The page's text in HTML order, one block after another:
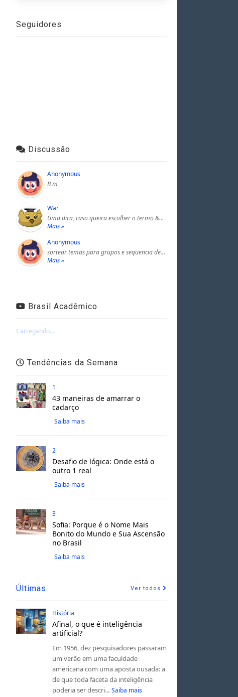
Seguidores
Discussão
Anonymous
B m
War
Uma dica, caso queira escolher o termo &…
Mais »
Anonymous
sortear temas para grupos e sequencia de…
Mais »
Brasil Acadêmico
Carregando...
Tendências da Semana
1
43 maneiras de amarrar o
cadarço
Saiba mais
2
Desafio de lógica: Onde está o
outro 1 real
Saiba mais
3
Sofia: Porque é o Nome Mais
Bonito do Mundo e Sua Ascensão
no Brasil
Saiba mais
Últimas Ver todos
História
Afinal, o que é inteligência
artificial?
Em 1956, dez pesquisadores passaram
um verão em uma faculdade
americana com uma aposta ousada: a
de que toda faceta da inteligência
poderia ser descri... Saiba mais